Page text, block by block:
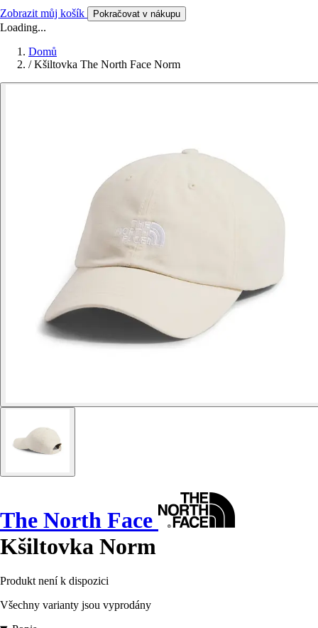
Zobrazit můj košík Pokračovat v nákupu
Loading...
Domů
/ Kšiltovka The North Face Norm
The North Face
Kšiltovka Norm
Produkt není k dispozici
Všechny varianty jsou vyprodány